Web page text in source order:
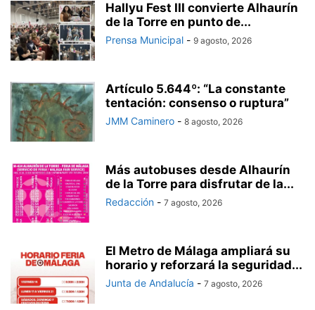
Hallyu Fest III convierte Alhaurín
de la Torre en punto de...
Prensa Municipal - 9 agosto, 2026
Artículo 5.644º: “La constante
tentación: consenso o ruptura”
JMM Caminero - 8 agosto, 2026
Más autobuses desde Alhaurín
de la Torre para disfrutar de la...
Redacción - 7 agosto, 2026
El Metro de Málaga ampliará su
horario y reforzará la seguridad...
Junta de Andalucía - 7 agosto, 2026